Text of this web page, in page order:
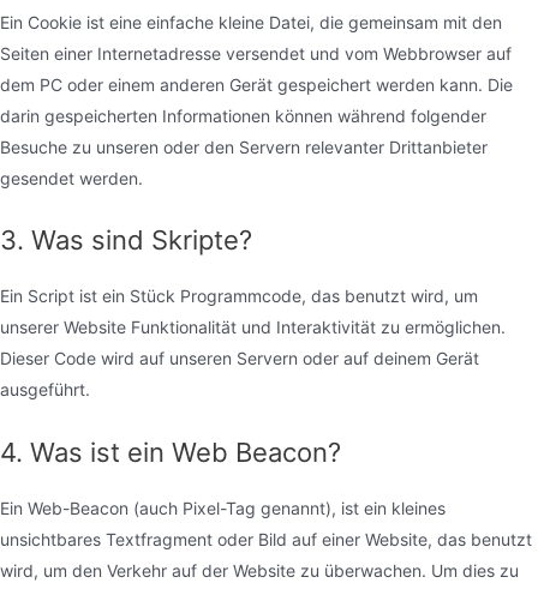
Ein Cookie ist eine einfache kleine Datei, die gemeinsam mit den
Seiten einer Internetadresse versendet und vom Webbrowser auf
dem PC oder einem anderen Gerät gespeichert werden kann. Die
darin gespeicherten Informationen können während folgender
Besuche zu unseren oder den Servern relevanter Drittanbieter
gesendet werden.
3. Was sind Skripte?
Ein Script ist ein Stück Programmcode, das benutzt wird, um
unserer Website Funktionalität und Interaktivität zu ermöglichen.
Dieser Code wird auf unseren Servern oder auf deinem Gerät
ausgeführt.
4. Was ist ein Web Beacon?
Ein Web-Beacon (auch Pixel-Tag genannt), ist ein kleines
unsichtbares Textfragment oder Bild auf einer Website, das benutzt
wird, um den Verkehr auf der Website zu überwachen. Um dies zu